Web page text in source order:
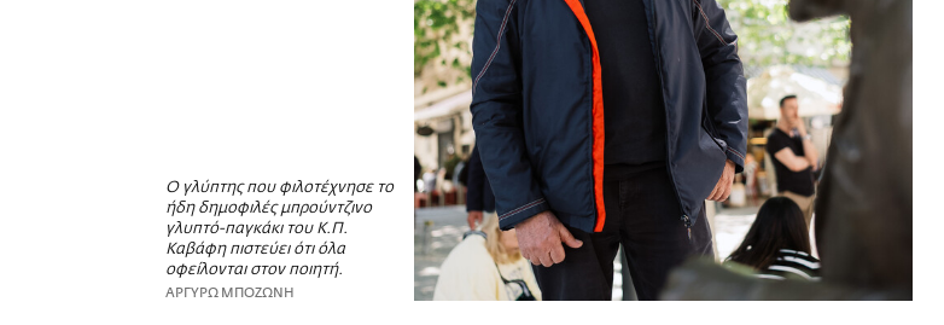
Ο γλύπτης που φιλοτέχνησε το
ήδη δημοφιλές μπρούντζινο
γλυπτό-παγκάκι του Κ.Π.
Καβάφη πιστεύει ότι όλα
οφείλονται στον ποιητή.
ΑΡΓΥΡΩ ΜΠΟΖΩΝΗ